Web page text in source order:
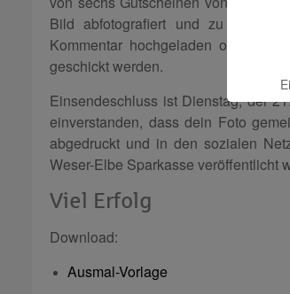
Bild abfotografiert und zu
Kommentar hochgeladen oder per
geschickt werden.
Einsendeschluss ist Dienstag, der
einverstanden, dass dein Foto
abgedruckt und in den sozialen
Weser-Elbe Sparkasse veröffentlicht
Viel Erfolg
Download:
Ausmal-Vorlage